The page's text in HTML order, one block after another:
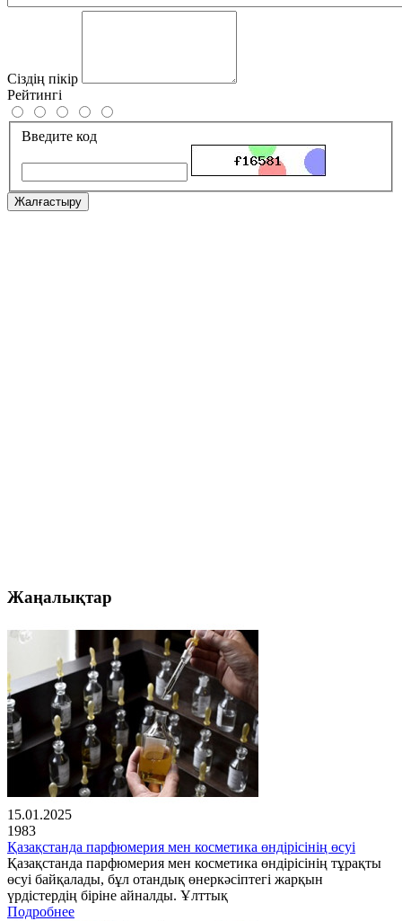
Сіздің пікір
Рейтингі
Введите код
Жалғастыру
Жаңалықтар
15.01.2025
1983
Қазақстанда парфюмерия мен косметика өндірісінің өсуі
Қазақстанда парфюмерия мен косметика өндірісінің тұрақты
өсуі байқалады, бұл отандық өнеркәсіптегі жарқын
үрдістердің біріне айналды. Ұлттық
Подробнее